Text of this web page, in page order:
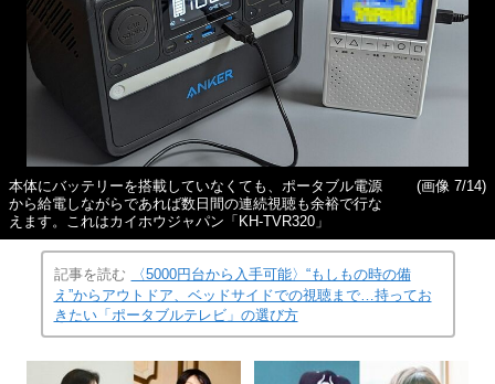
本体にバッテリーを搭載していなくても、ポータブル電源
から給電しながらであれば数日間の連続視聴も余裕で行な
えます。これはカイホウジャパン「KH-TVR320」
(画像 7/14)
記事を読む
〈5000円台から入手可能〉“もしもの時の備
え”からアウトドア、ベッドサイドでの視聴まで…持ってお
きたい「ポータブルテレビ」の選び方